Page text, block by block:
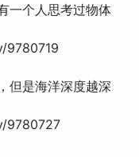
一个人思考过物体
9780719
但是海洋深度越深
9780727